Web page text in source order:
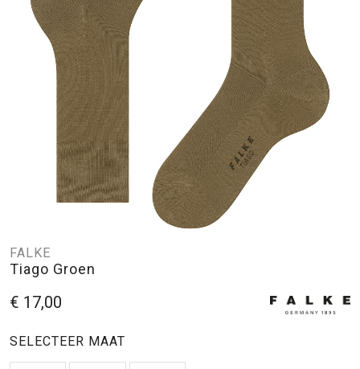
FALKE
Tiago Groen
€ 17,00
SELECTEER MAAT